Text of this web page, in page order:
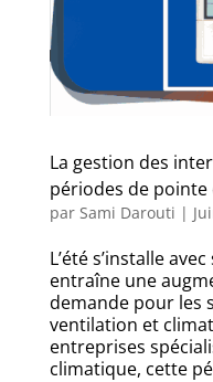
La gestion des
périodes de pointe
par Sami Darouti |
L’été s’installe
entraîne une
demande pour les
ventilation et
entreprises
climatique, cette